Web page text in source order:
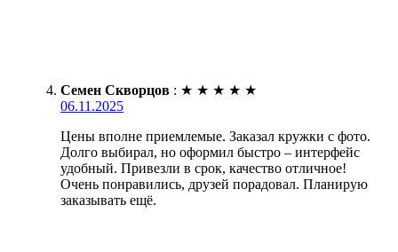
Семен Скворцов : ★ ★ ★ ★ ★
06.11.2025
Цены вполне приемлемые. Заказал кружки с фото.
Долго выбирал, но оформил быстро – интерфейс
удобный. Привезли в срок, качество отличное!
Очень понравились, друзей порадовал. Планирую
заказывать ещё.